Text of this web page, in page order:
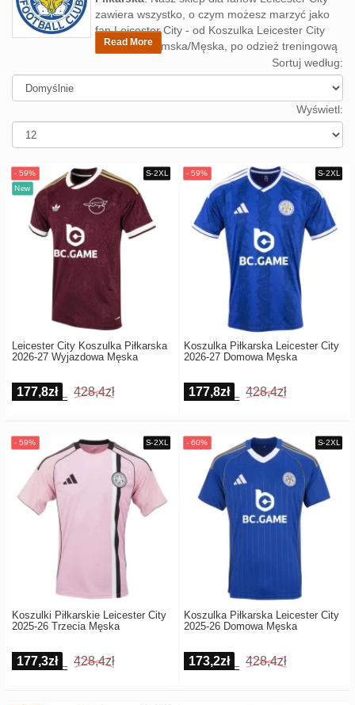
Koszyk
Europe
UEFA
CONMEBOL
Other
Teams
Retro
Damska
zawiera wszystko, o czym możesz marzyć jako
fan Leicester City - od Koszulka Leicester City
Dziecięca/Damska/Męska, po odzież treningową
Leicester City. Kup Leicester City koszulka
Domowa/Wyjazdowa/Alternatywna lub
prawdziwego kibicę Leicester City. Zawsze łatwe
Read More
Sortuj według:
Wyświetl:
Leicester City Koszulka Piłkarska
2026-27 Wyjazdowa Męska
177,8zł 428,4zł
Koszulka Piłkarska Leicester City
2026-27 Domowa Męska
177,8zł 428,4zł
Koszulki Piłkarskie Leicester City
2025-26 Trzecia Męska
177,3zł 428,4zł
Koszulka Piłkarska Leicester City
2025-26 Domowa Męska
173,2zł 428,4zł